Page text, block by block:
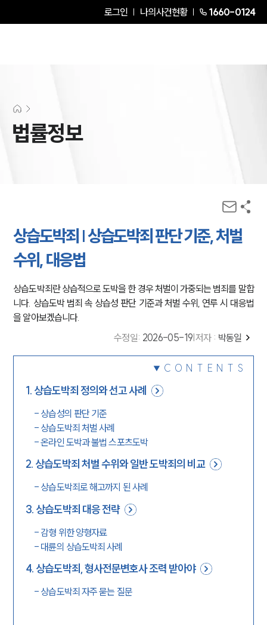
로그인 나의사건현황 1660-0124
법률정보
상습도박죄 | 상습도박죄 판단 기준, 처벌
수위, 대응법
상습도박죄란 상습적으로 도박을 한 경우 처벌이 가중되는 범죄를 말합
니다. 상습도박 범죄 속 상습성 판단 기준과 처벌 수위, 연루 시 대응법
을 알아보겠습니다.
수정일: 2026-05-19 저자 : 박동일
CONTENTS
1. 상습도박죄 정의와 선고 사례
- 상습성의 판단 기준
- 상습도박죄 처벌 사례
-온라인 도박과 불법 스포츠도박
2. 상습도박죄 처벌 수위와 일반 도박죄의 비교
- 상습도박죄로 해고까지 된 사례
3. 상습도박죄 대응 전략
- 감형 위한 양형자료
- 대륜의 상습도박죄 사례
4. 상습도박죄, 형사전문변호사 조력 받아야
- 상습도박죄 자주 묻는 질문